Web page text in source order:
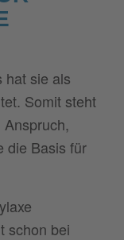
hat sie als
Somit steht
die Basis für
schon bei